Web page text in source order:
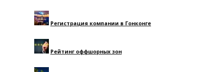
Регистрация компании в Гонконге
Рейтинг оффшорных зон